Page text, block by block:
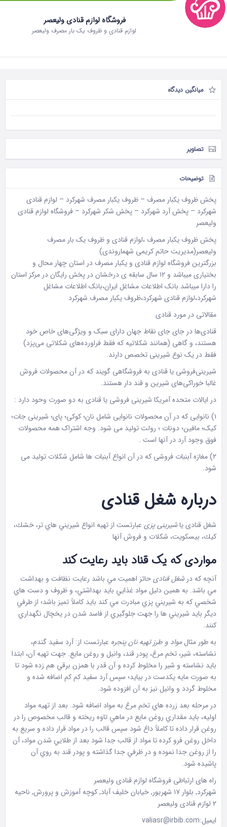
فروشگاه لوازم قنادی ولیعصر
لوازم قنادی و ظروف یک بار مصرف ولیعصر
میانگین دیدگاه
تصاویر
توضیحات
پخش ظروف یکبار مصرف – ظروف یکبار مصرف شهرکرد – لوازم قنادی
شهرکرد – پخش آرد شهرکرد – پخش شکر شهرکرد – فروشگاه لوازم قنادی
ولیعصر
پخش ظروف یکبار مصرف ،لوازم قنادی و ظروف یک بار مصرف
ولیعصر(مدیریت حاتم کریمی شهماروندی)
بزرگترین فروشگاه لوازم قنادی و یکبار مصرف در استان چهار محال و
بختیاری میباشد و ۱۲ سال سابقه ی درخشان در پخش رایگان در مرکز استان
را دارا میباشد.بانک اطلاعات مشاغل ایران،بانک اطلاعات مشاغل
شهرکرد،لوازم قنادی شهرکرد،ظروف یکبار مصرف شهرکرد
مقالاتی در مورد قنادی
قنادی‌ها در جای جای نقاط جهان دارای سبک و ویژگی‌های خاص خود
هستند، و گاهی (همانند شکلاتیه که فقط فراورده‌های شکلاتی می‌پزد)
فقط در یک نوع شیرینی تخصص دارند.
شيرينی‌فروشی يا قنادی به فروشگاهی گویند که در آن محصولات فروش
غالبا خوراکی‌های شیرین و قند دار هستند.
در ایالات متحده آمریکا شیرینی فروشی یا قنادی به دو صورت وحود دارد :
۱) نانوایی که در آن محصولات نانوایی شامل نان؛ کوکی؛ پای؛ شیرینی جات؛
کیک؛ مافین؛ دونات ؛ رولت تولید می شود. وجه اشتراک همه محصولات
فوق وجود آرد در آنها است .
۲) مغازه آبنبات فروشی که در آن انواع آبنبات ها شامل شکلات تولید می
شود.
درباره شغل قنادی
شغل قنادی یاشیرینی پزی عبارتست از تهيه انواع شيريني هاي تر، خشك،
كيك، بيسكويت، شكلات و فروش آنها
مواردی که یک قناد باید رعایت کند
آنچه که در شغل قنادیحائز اهميت مي باشد رعايت نظافت و بهداشت
مي باشد. به همين دليل مواد غذايي بايد بهداشتي، و ظروف و دست هاي
شخصي كه به شيريني پزي مبادرت مي كند بايد كاملاً تميز باشد؛ از طرفي
ديگر بايد شيريني ها را جهت جلوگيري از فاسد شدن در يخچال نگهداري
كنند.
به طور مثال مواد و طرز تهيه نان پنجره عبارتست از: آرد سفيد گندم،
نشاسته، شير، تخم مرغ، پودر قند، وانيل و روغن مايع. جهت تهيه آن، ابتدا
بايد نشاسته و شير را مخلوط كرده و آن قدر با همزن برقي هم زده شود تا
به صورت مايه يكدست در بيايد؛ سپس آرد سفيد كم كم اضافه شده و
مخلوط گردد و وانيل نيز به آن افزوده شود.
در مرحله بعد زرده هاي تخم مرغ به مواد اضافه شود. بعد از تهيه مواد
اوليه، بايد مقداري روغن مايع در ماهي تاوه ريخته و قالب مخصوص را در
روغن قرار داده تا كاملاً داغ شود سپس قالب را در مواد قرار داده و سريع به
داخل روغن فرو كرده تا مواد از قالب جدا شود بعد از طلايي شدن مواد، آن
را از روغن جدا نموده و در ظرفي جدا گذاشته و پودر قند به روي آن
پاشيده شود.
راه های ارتباطی فروشگاه لوازم قنادی ولیعصر
شهرکرد, بلوار ۱۷ شهریور, خیابان خلیف آباد, کوچه آموزش و پرورش, ناحیه
۲ لوازم قنادی ولیعصر
ایمیل:valiasr@irbib.com